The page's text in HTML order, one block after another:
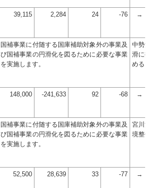
39,115 2,284 24 -76 →
国補事業に付随する国庫補助対象外の事業及
び国補事業の円滑化を図るために必要な事業
を実施します。
中勢
滑に
める
148,000 -241,633 92 -68 →
国補事業に付随する国庫補助対象外の事業及
び国補事業の円滑化を図るために必要な事業
を実施します。
宮川
境整
52,500 28,639 33 -77 →